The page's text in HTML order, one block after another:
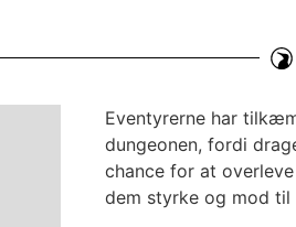
Eventyrerne har
dungeonen, fordi
chance for at
dem styrke og mod til